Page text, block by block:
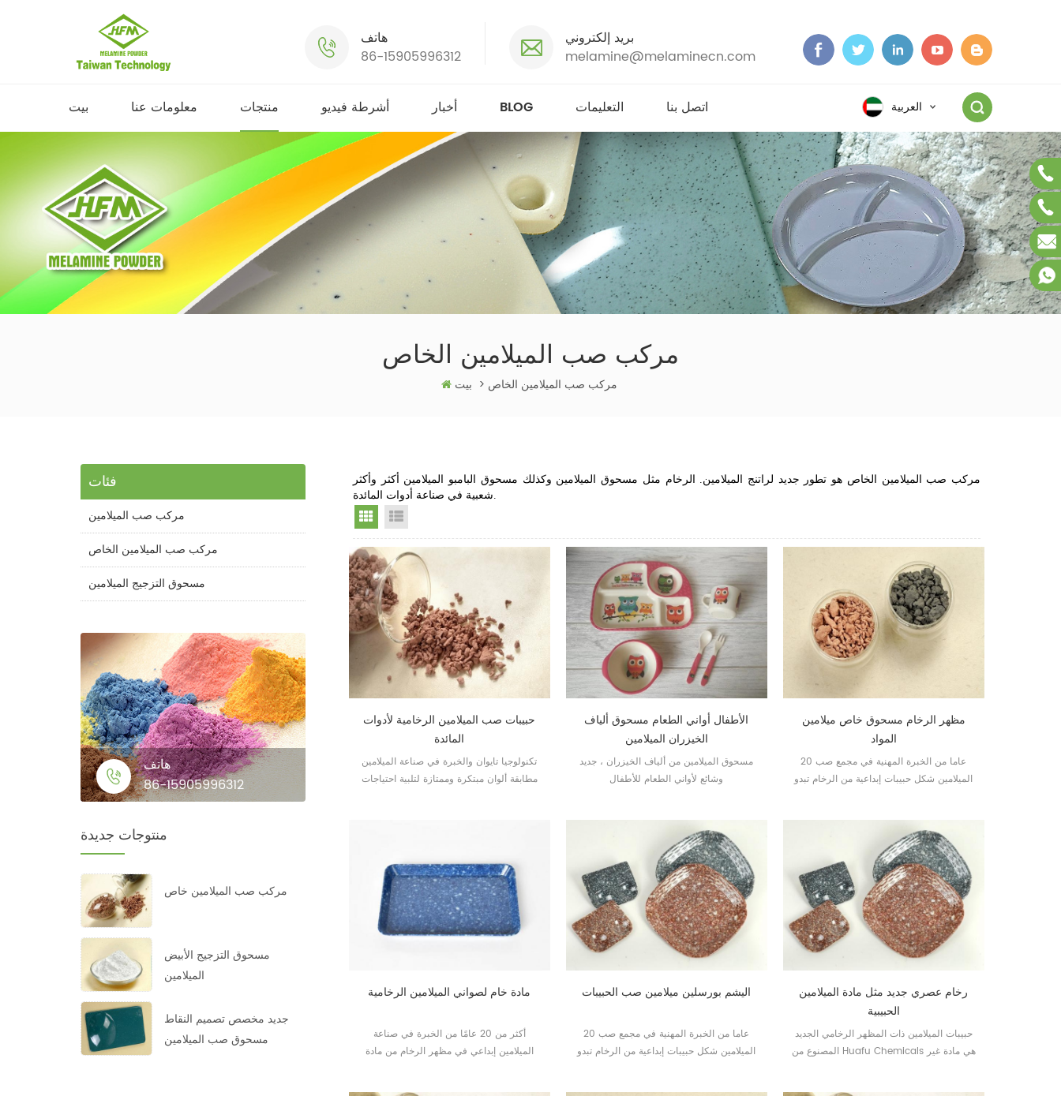
هاتف
86-15905996312
بريد إلكتروني
melamine@melaminecn.com
العربية بيت معلومات عنا منتجات أشرطة فيديو أخبار BLOG التعليمات اتصل بنا
مركب صب الميلامين الخاص
بيت > مركب صب الميلامين الخاص
فئات
مركب صب الميلامين
مركب صب الميلامين الخاص
مسحوق التزجيج الميلامين
هاتف
86-15905996312
منتوجات جديدة
مركب صب الميلامين خاص
مسحوق التزجيج الأبيض
الميلامين
جديد مخصص تصميم النقاط
مسحوق صب الميلامين
مركب صب الميلامين الخاص هو تطور جديد لراتنج الميلامين. الرخام مثل مسحوق الميلامين وكذلك مسحوق البامبو الميلامين أكثر وأكثر
شعبية في صناعة أدوات المائدة.
Grid View
حبيبات صب الميلامين الرخامية لأدوات
المائدة
تكنولوجيا تايوان والخبرة في صناعة الميلامين
مطابقة ألوان مبتكرة وممتازة لتلبية احتياجات
الأطفال أواني الطعام مسحوق ألياف
الخيزران الميلامين
مسحوق الميلامين من ألياف الخيزران ، جديد
وشائع لأواني الطعام للأطفال
مظهر الرخام مسحوق خاص ميلامين
المواد
20 عاما من الخبرة المهنية في مجمع صب
الميلامين شكل حبيبات إبداعية من الرخام تبدو
مادة خام لصواني الميلامين الرخامية
أكثر من 20 عامًا من الخبرة في صناعة
الميلامين إبداعي في مظهر الرخام من مادة
اليشم بورسلين ميلامين صب الحبيبات
20 عاما من الخبرة المهنية في مجمع صب
الميلامين شكل حبيبات إبداعية من الرخام تبدو
رخام عصري جديد مثل مادة الميلامين
الحبيبية
حبيبات الميلامين ذات المظهر الرخامي الجديد
المصنوع من Huafu Chemicals هي مادة غير